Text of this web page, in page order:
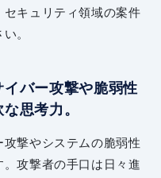
キュリティ領域の案件
。
バー攻撃や脆弱性
思考力。
撃やシステムの脆弱性
攻撃者の手口は日々進